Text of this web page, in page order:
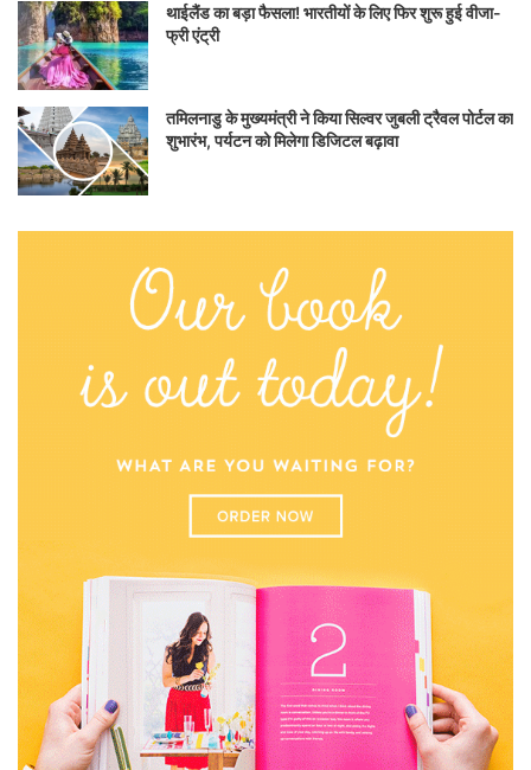
थाईलैंड का बड़ा फैसला! भारतीयों के लिए फिर शुरू हुई वीजा-
फ्री एंट्री
तमिलनाडु के मुख्यमंत्री ने किया सिल्वर जुबली ट्रैवल पोर्टल का
शुभारंभ, पर्यटन को मिलेगा डिजिटल बढ़ावा